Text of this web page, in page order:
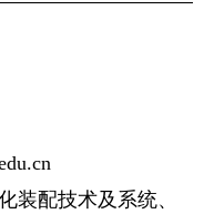
装配技术及系统、